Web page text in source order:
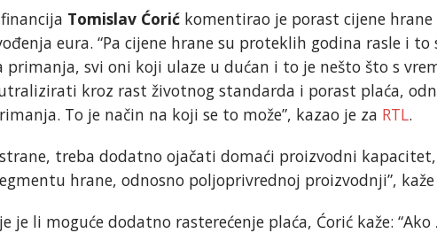
Tomislav Ćorić komentirao je porast cijene
eura. “Pa cijene hrane su proteklih godina rasle i to
primanja, svi oni koji ulaze u dućan i to je nešto što s
kroz rast životnog standarda i porast plaća,
To je način na koji se to može”, kazao je za RTL.
strane, treba dodatno ojačati domaći proizvodni
hrane, odnosno poljoprivrednoj proizvodnji”, kaže
je li moguće dodatno rasterećenje plaća, Ćorić kaže: